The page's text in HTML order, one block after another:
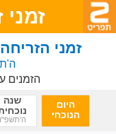
זמני
הזמנים
היום
הנוכחי
שנה
ה'תשפ"ו